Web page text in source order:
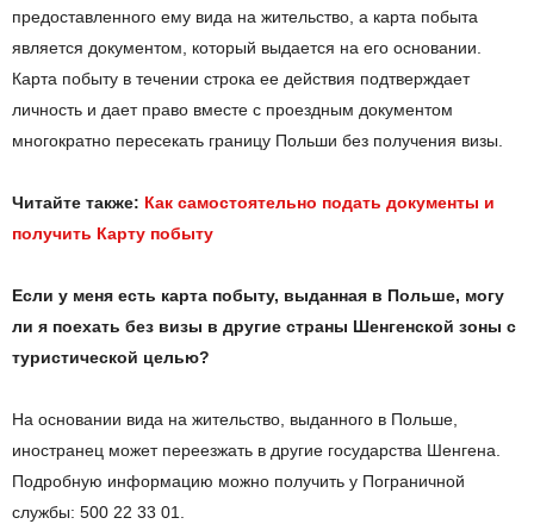
предоставленного ему вида на жительство, а карта побыта
является документом, который выдается на его основании.
Карта побыту в течении строка ее действия подтверждает
личность и дает право вместе с проездным документом
многократно пересекать границу Польши без получения визы.
Читайте также: Как самостоятельно подать документы и
получить Карту побыту
Если у меня есть карта побыту, выданная в Польше, могу
ли я поехать без визы в другие страны Шенгенской зоны с
туристической целью?
На основании вида на жительство, выданного в Польше,
иностранец может переезжать в другие государства Шенгена.
Подробную информацию можно получить у Пограничной
службы: 500 22 33 01.